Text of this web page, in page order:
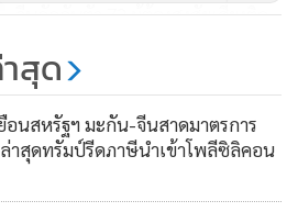
าง ทำให้เขาไม่สามารถเดินทางไป
ดันไม่ให้จ้างนักกฎหมายมาช่วยคดีอีก
งกงราว 40 คนได้ร่วมลงนามใน
จีนดำเนินคดีต่อผู้ที่ถูกจับกุม “ด้วย
จีนกักกันตัว 72 ผู้ต้องสงสัยเสี่ยงติด
สุด
อนสหรัฐฯ มะกัน-จีนสาดมาตรการ
าสุดทรัมป์รีดภาษีนำเข้าโพลีซิลิคอน